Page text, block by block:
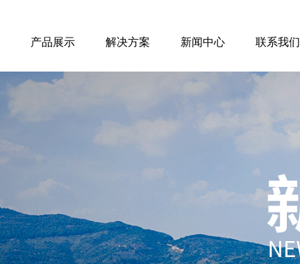
产品展示 解决方案 新闻中心 联系我们